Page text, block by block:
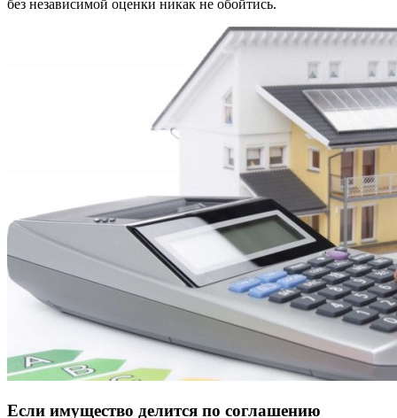
без независимой оценки никак не обойтись.
Если имущество делится по соглашению